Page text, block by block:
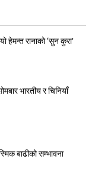
हेमन्त रानाको ‘सुन कुरा’
भारतीय र चिनियाँ
बाढीको सम्भावना